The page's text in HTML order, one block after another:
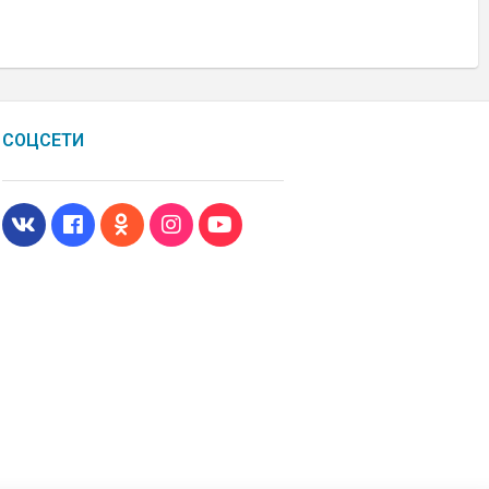
СОЦСЕТИ